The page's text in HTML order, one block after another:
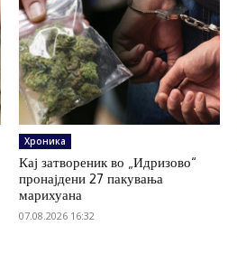
Хроника
Кај затвореник во „Идризово“
пронајдени 27 пакувања
марихуана
07.08.2026 16:32